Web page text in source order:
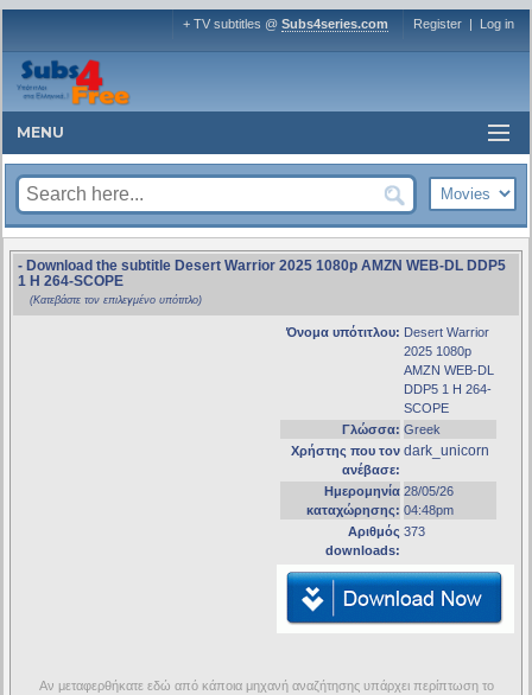
+ TV subtitles @ Subs4series.com Register | Log in
MENU
- Download the subtitle Desert Warrior 2025 1080p AMZN WEB-DL DDP5
1 H 264-SCOPE
(Κατεβάστε τον επιλεγμένο υπότιτλο)
Όνομα υπότιτλου: Desert Warrior
2025 1080p
AMZN WEB-DL
DDP5 1 H 264-
SCOPE
Γλώσσα: Greek
Χρήστης που τον
ανέβασε:
dark_unicorn
Ημερομηνία
καταχώρησης:
28/05/26
04:48pm
Αριθμός
downloads:
373
Αν μεταφερθήκατε εδώ από κάποια μηχανή αναζήτησης υπάρχει περίπτωση το